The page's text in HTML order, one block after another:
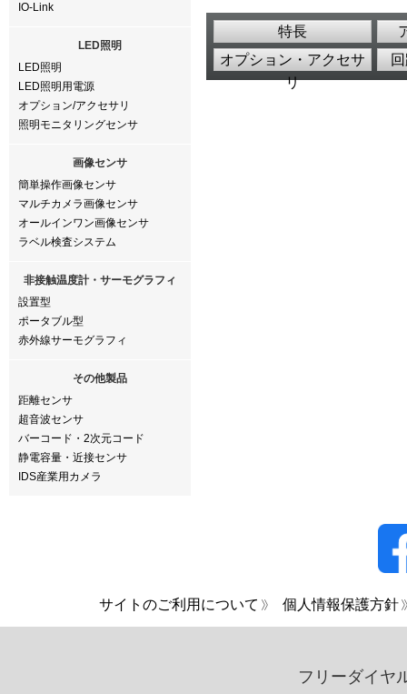
IO-Link
LED照明
LED照明
LED照明用電源
オプション/アクセサリ
照明モニタリングセンサ
画像センサ
簡単操作画像センサ
マルチカメラ画像センサ
オールインワン画像センサ
ラベル検査システム
非接触温度計・サーモグラフィ
設置型
ポータブル型
赤外線サーモグラフィ
その他製品
距離センサ
超音波センサ
バーコード・2次元コード
静電容量・近接センサ
IDS産業用カメラ
特長
オプション・アクセサ
リ
サイトのご利用について 個人情報保護方針
フリーダイヤ